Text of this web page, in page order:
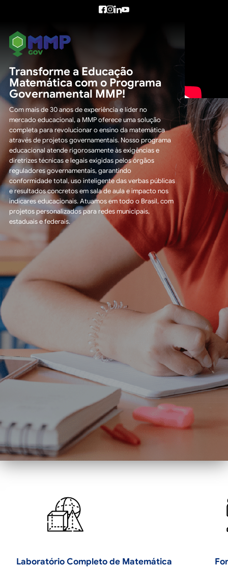
Transforme a Educação
Matemática com o Programa
Governamental MMP!
Com mais de 30 anos de experiência e líder no
mercado educacional, a MMP oferece uma solução
completa para revolucionar o ensino da matemática
através de projetos governamentais. Nosso programa
educacional atende rigorosamente às exigências e
diretrizes técnicas e legais exigidas pelos órgãos
reguladores governamentais, garantindo
conformidade total, uso inteligente das verbas públicas
e resultados concretos em sala de aula e impacto nos
indicares educacionais. Atuamos em todo o Brasil, com
projetos personalizados para redes municipais,
estaduais e federais.
Laboratório Completo de Matemática